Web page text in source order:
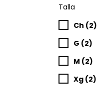
Talla
Ch (2)
G (2)
M (2)
Xg (2)